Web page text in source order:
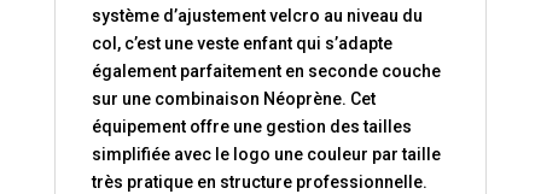
système d’ajustement velcro au niveau du
col, c’est une veste enfant qui s’adapte
également parfaitement en seconde couche
sur une combinaison Néoprène. Cet
équipement offre une gestion des tailles
simplifiée avec le logo une couleur par taille
très pratique en structure professionnelle.